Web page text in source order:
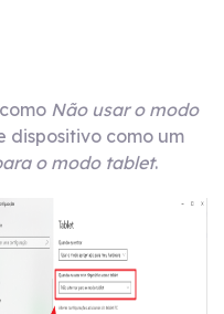
Não usar o modo
dispositivo como um
o modo tablet.